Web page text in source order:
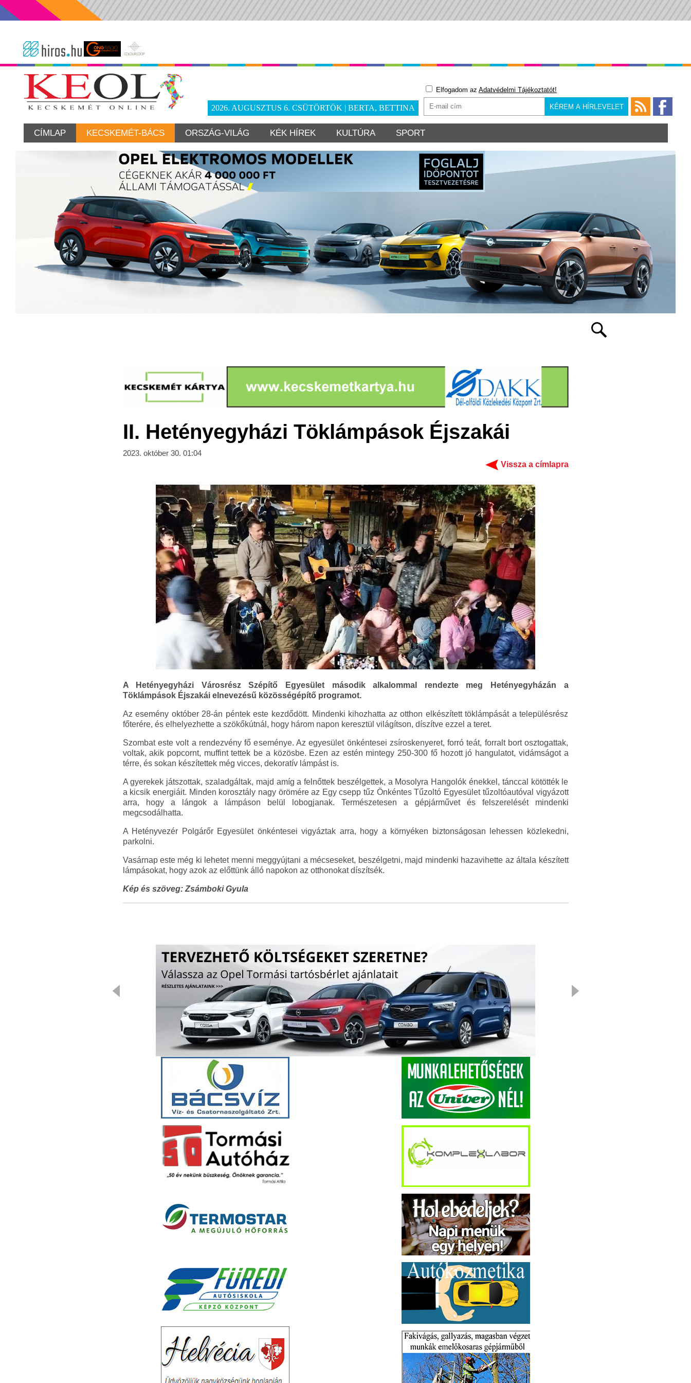
2026. AUGUSZTUS 6. CSÜTÖRTÖK | BERTA, BETTINA
Elfogadom az Adatvédelmi Tájékoztatót!
CÍMLAP KECSKEMÉT-BÁCS ORSZÁG-VILÁG KÉK HÍREK KULTÚRA SPORT
II. Hetényegyházi Töklámpások Éjszakái
2023. október 30. 01:04
Vissza a címlapra
A Hetényegyházi Városrész Szépítő Egyesület második alkalommal rendezte meg Hetényegyházán a
Töklámpások Éjszakái elnevezésű közösségépítő programot.
Az esemény október 28-án péntek este kezdődött. Mindenki kihozhatta az otthon elkészített töklámpását a településrész
főterére, és elhelyezhette a szökőkútnál, hogy három napon keresztül világítson, díszítve ezzel a teret.
Szombat este volt a rendezvény fő eseménye. Az egyesület önkéntesei zsíroskenyeret, forró teát, forralt bort osztogattak,
voltak, akik popcornt, muffint tettek be a közösbe. Ezen az estén mintegy 250-300 fő hozott jó hangulatot, vidámságot a
térre, és sokan készítettek még vicces, dekoratív lámpást is.
A gyerekek játszottak, szaladgáltak, majd amíg a felnőttek beszélgettek, a Mosolyra Hangolók énekkel, tánccal kötötték le
a kicsik energiáit. Minden korosztály nagy örömére az Egy csepp tűz Önkéntes Tűzoltó Egyesület tűzoltóautóval vigyázott
arra, hogy a lángok a lámpáson belül lobogjanak. Természetesen a gépjárművet és felszerelését mindenki
megcsodálhatta.
A Hetényvezér Polgárőr Egyesület önkéntesei vigyáztak arra, hogy a környéken biztonságosan lehessen közlekedni,
parkolni.
Vasárnap este még ki lehetet menni meggyújtani a mécseseket, beszélgetni, majd mindenki hazavihette az általa készített
lámpásokat, hogy azok az előttünk álló napokon az otthonokat díszítsék.
Kép és szöveg: Zsámboki Gyula